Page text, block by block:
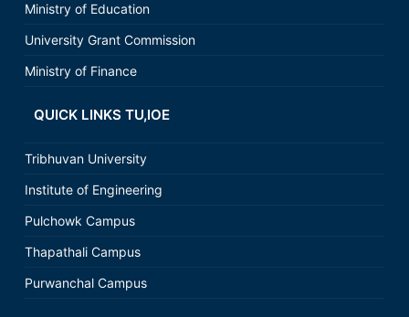
Ministry of Education
University Grant Commission
Ministry of Finance
QUICK LINKS TU,IOE
Tribhuvan University
Institute of Engineering
Pulchowk Campus
Thapathali Campus
Purwanchal Campus